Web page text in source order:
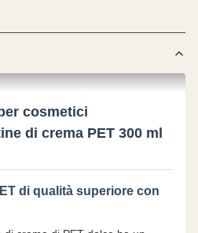
cosmetici
di crema PET 300 ml
di qualità superiore con